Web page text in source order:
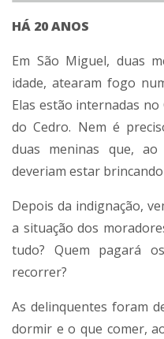
HÁ 20 ANOS
Em São Miguel, duas
idade, atearam fogo
Elas estão internadas
do Cedro. Nem é
duas meninas que,
deveriam estar
Depois da indignação,
a situação dos
tudo? Quem pagará
recorrer?
As delinquentes foram
dormir e o que comer,